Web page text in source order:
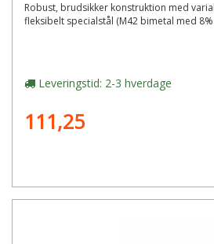
Robust, brudsikker konstruktion med
fleksibelt specialstål (M42 bimetal med
Leveringstid: 2-3 hverdage
111,25